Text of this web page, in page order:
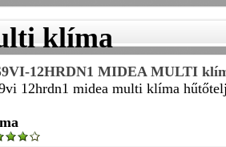
klíma
12HRDN1 MIDEA MULTI
12hrdn1 midea multi klíma